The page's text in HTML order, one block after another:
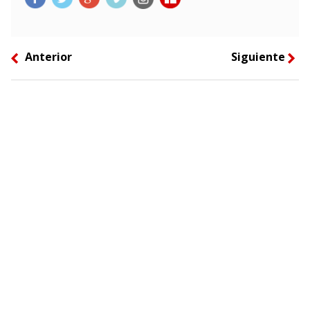
left Anterior Siguiente right